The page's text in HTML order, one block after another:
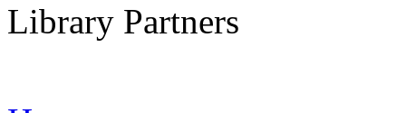
Library Partners